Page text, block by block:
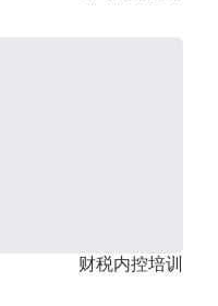
财税内控培训